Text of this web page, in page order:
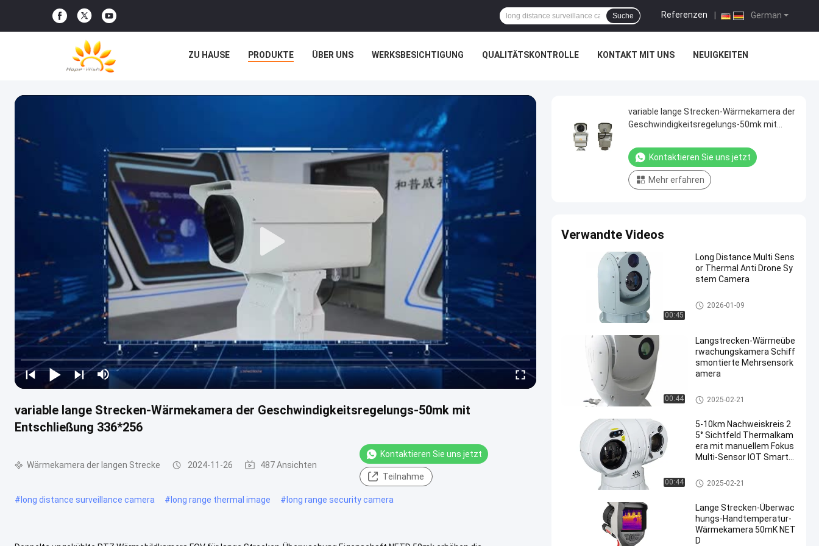
German
Referenzen
Suche
ZU HAUSE PRODUKTE ÜBER UNS WERKSBESICHTIGUNG QUALITÄTSKONTROLLE KONTAKT MIT UNS NEUIGKEITEN
variable lange Strecken-Wärmekamera der Geschwindigkeitsregelungs-50mk mit
Entschließung 336*256
Wärmekamera der langen Strecke 2024-11-26 487 Ansichten
Kontaktieren Sie uns jetzt
Teilnahme
#long distance surveillance camera #long range thermal image #long range security camera
variable lange Strecken-Wärmekamera der
Geschwindigkeitsregelungs-50mk mit
Kontaktieren Sie uns jetzt
Mehr erfahren
Verwandte Videos
00:45
Long Distance Multi Sens
or Thermal Anti Drone Sy
stem Camera
Anti-Drohnen-System
2026-01-09
00:44
Langstrecken-Wärmeübe
rwachungskamera Schiff
smontierte Mehrsensork
amera
Wärmekamera der langen Stre
cke
2025-02-21
00:44
5-10km Nachweiskreis 2
5° Sichtfeld Thermalkam
era mit manuellem Fokus
Multi-Sensor IOT Smart-K
Wärmekamera der langen Stre
cke
2025-02-21
Lange Strecken-Überwac
hungs-Handtemperatur-
Wärmekamera 50mK NET
D